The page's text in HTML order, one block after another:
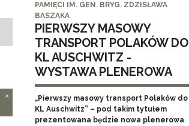
PAMIĘCI IM. GEN. BRYG. ZDZISŁAWA
BASZAKA
PIERWSZY MASOWY
TRANSPORT POLAKÓW DO
KL AUSCHWITZ -
WYSTAWA PLENEROWA
„Pierwszy masowy transport Polaków do
KL Auschwitz” – pod takim tytułem
prezentowana będzie nowa plenerowa